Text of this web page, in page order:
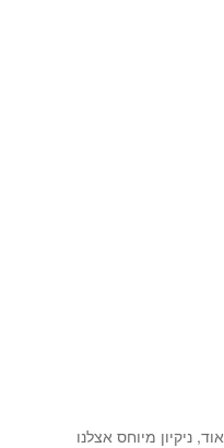
ניקיון מיוחס אצלנו